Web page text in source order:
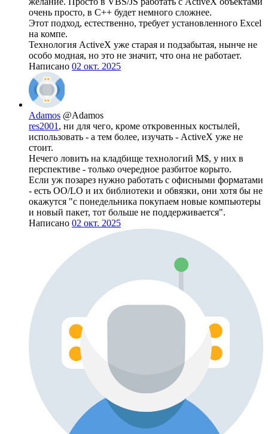
очень просто, в С++ будет немного сложнее.
Этот подход, естественно, требует установленного Excel
на компе.
Технология ActiveX уже старая и подзабытая, нынче не
особо модная, но это не значит, что она не работает.
Написано 02 окт. 2025
Adamos @Adamos
res2001 , ни для чего, кроме откровенных костылей,
использовать - а тем более, изучать - ActiveX уже не
стоит.
Нечего ловить на кладбище технологий M$, у них в
перспективе - только очередное разбитое корыто.
Если уж позарез нужно работать с офисными форматами
- есть OO/LO и их библиотеки и обвязки, они хотя бы не
окажутся "с понедельника покупаем новые компьютеры
и новый пакет, тот больше не поддерживается".
Написано 02 окт. 2025